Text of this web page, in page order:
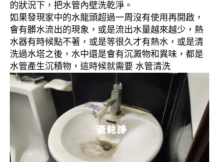
的狀況下，把水管內壁洗乾淨。
如果發現家中的水龍頭超過一周沒有使用再開啟，
會有髒水流出的現象，或是流出水量越來越少，熱
水器有時候點不著，或是等很久才有熱水，或是清
洗過水塔之後，水中還是會有沉澱物和異味，都是
水管產生沉積物，這時候就需要 水管清洗